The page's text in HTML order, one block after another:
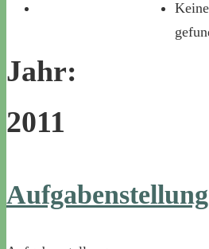
Jahr:
2011
Aufgabenstellung